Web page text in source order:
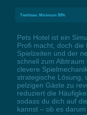
Tierblase: Minimum 30%
Pets Hotel ist ein
Profi macht, doch die
Spielzeiten und der
schnell zum
clevere
strategische Lösung,
pelzigen Gäste zu
reduziert die
sodass du dich auf
kannst – ob es